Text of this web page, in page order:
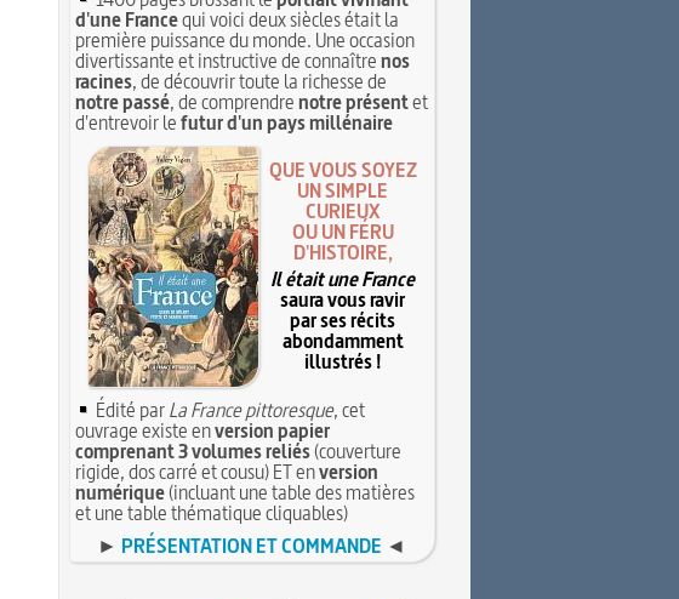
d'une Francequi voici deux siècles était la
première puissance du monde. Une occasion
divertissante et instructive de connaîtrenos
racines, de découvrir toute la richesse de
notre passé, de comprendrenotre présentet
d'entrevoir lefutur d'un pays millénaire
QUE VOUS SOYEZ
UN SIMPLE
CURIEUX
OU UN FÉRU
D'HISTOIRE,
Il était une France
saura vous ravir
par ses récits
abondamment
illustrés !
Édité parLa France pittoresque, cet
ouvrage existe enversion papier
comprenant 3 volumes reliés(couverture
rigide, dos carré et cousu) ET enversion
numérique(incluant une table des matières
et une table thématique cliquables)
► PRÉSENTATION ET COMMANDE ◄